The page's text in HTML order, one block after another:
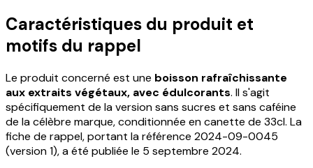
Caractéristiques du produit et
motifs du rappel
Le produit concerné est une boisson rafraîchissante
aux extraits végétaux, avec édulcorants. Il s'agit
spécifiquement de la version sans sucres et sans caféine
de la célèbre marque, conditionnée en canette de 33cl. La
fiche de rappel, portant la référence 2024-09-0045
(version 1), a été publiée le 5 septembre 2024.